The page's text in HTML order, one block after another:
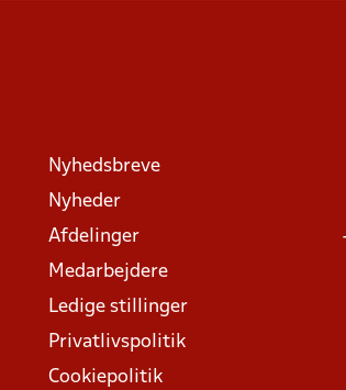
Nyhedsbreve
Nyheder
Afdelinger
Medarbejdere
Ledige stillinger
Privatlivspolitik
Cookiepolitik